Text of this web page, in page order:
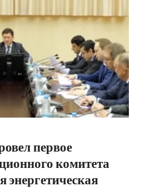
первое
комитета
энергетическая